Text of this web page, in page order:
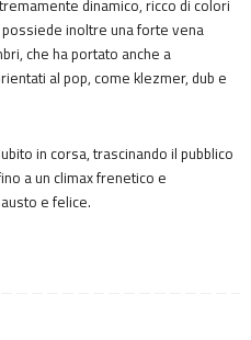
dinamico, ricco di colori
inoltre una forte vena
che ha portato anche a
al pop, come klezmer, dub e
in corsa, trascinando il pubblico
a un climax frenetico e
e felice.